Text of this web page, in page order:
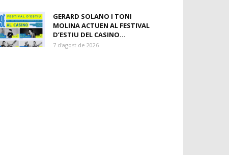
GERARD SOLANO I TONI
MOLINA ACTUEN AL FESTIVAL
D’ESTIU DEL CASINO...
7 d'agost de 2026